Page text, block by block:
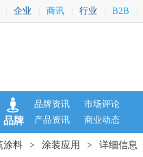
企业 商讯 行业 B2B
品牌
品牌资讯
市场评论
产品资讯
商业动态
涂料 > 涂装应用 > 详细信息